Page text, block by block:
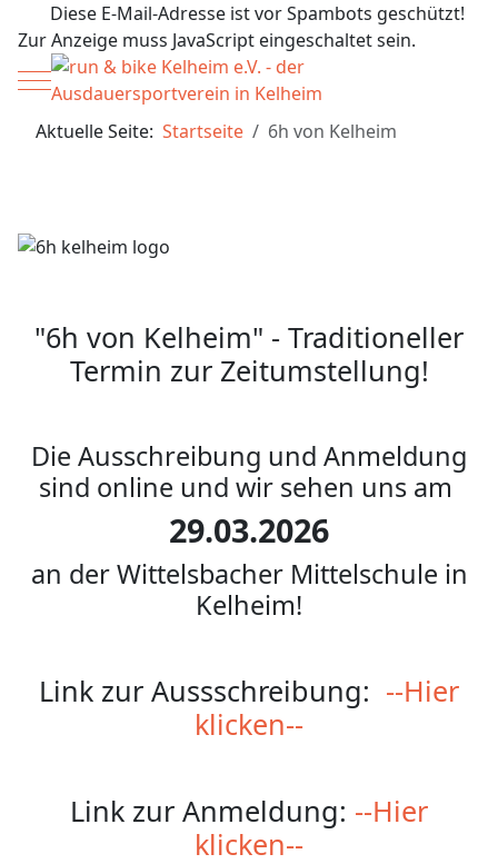
Diese E-Mail-Adresse ist vor Spambots geschützt!
Zur Anzeige muss JavaScript eingeschaltet sein.
Mobile Menu Toggle
Aktuelle Seite:Startseite 6h von Kelheim
"6h von Kelheim" - Traditioneller
Termin zur Zeitumstellung!
Die Ausschreibung und Anmeldung
sind online und wir sehen uns am
29.03.2026
an der Wittelsbacher Mittelschule in
Kelheim!
Link zur Aussschreibung: --Hier
klicken--
Link zur Anmeldung: --Hier
klicken--